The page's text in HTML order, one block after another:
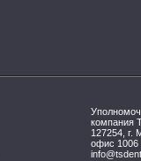
компания
127254, г.
офис 1006